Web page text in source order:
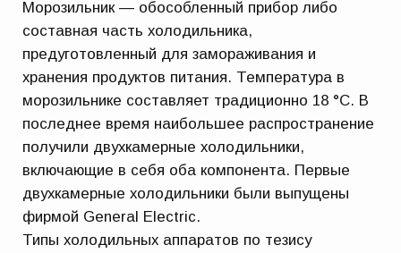
Морозильник — обособленный прибор либо
составная часть холодильника,
предуготовленный для замораживания и
хранения продуктов питания. Температура в
морозильнике составляет традиционно 18 °C. В
последнее время наибольшее распространение
получили двухкамерные холодильники,
включающие в себя оба компонента. Первые
двухкамерные холодильники были выпущены
фирмой General Electric.
Типы холодильных аппаратов по тезису